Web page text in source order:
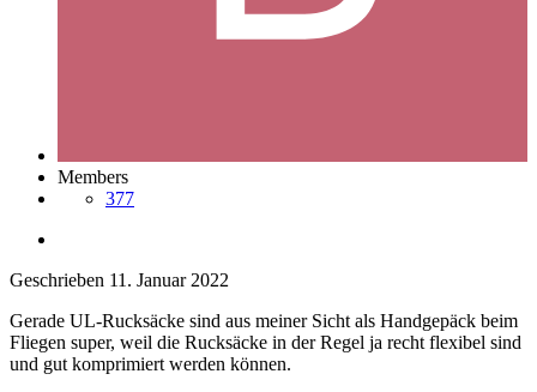
Members
377
Geschrieben 11. Januar 2022
Gerade UL-Rucksäcke sind aus meiner Sicht als Handgepäck beim
Fliegen super, weil die Rucksäcke in der Regel ja recht flexibel sind
und gut komprimiert werden können.